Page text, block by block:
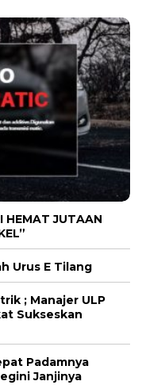
JUTAAN
Urus E Tilang
; Manajer ULP
Sukseskan
Padamnya
Janjinya